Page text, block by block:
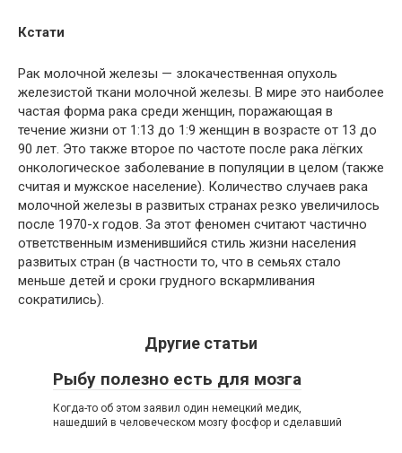
Кстати
Рак молочной железы — злокачественная опухоль
железистой ткани молочной железы. В мире это наиболее
частая форма рака среди женщин, поражающая в
течение жизни от 1:13 до 1:9 женщин в возрасте от 13 до
90 лет. Это также второе по частоте после рака лёгких
онкологическое заболевание в популяции в целом (также
считая и мужское население). Количество случаев рака
молочной железы в развитых странах резко увеличилось
после 1970-х годов. За этот феномен считают частично
ответственным изменившийся стиль жизни населения
развитых стран (в частности то, что в семьях стало
меньше детей и сроки грудного вскармливания
сократились).
Другие статьи
Рыбу полезно есть для мозга
Когда-то об этом заявил один немецкий медик,
нашедший в человеческом мозгу фосфор и сделавший